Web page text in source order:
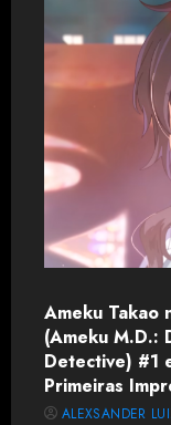
Ameku Takao
(Ameku M.D.:
Detective) #1
Primeiras
ALEXSANDER